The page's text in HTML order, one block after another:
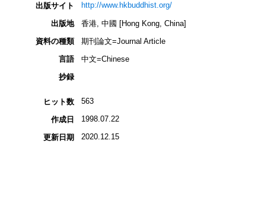
出版サイト
http://www.hkbuddhist.org/
出版地
香港, 中國 [Hong Kong, China]
資料の種類
期刊論文=Journal Article
言語
中文=Chinese
抄録
ヒット数 563
作成日 1998.07.22
更新日期 2020.12.15